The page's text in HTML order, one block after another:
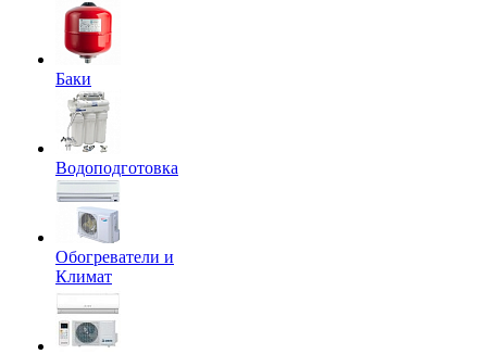
Баки
Водоподготовка
Обогреватели и
Климат